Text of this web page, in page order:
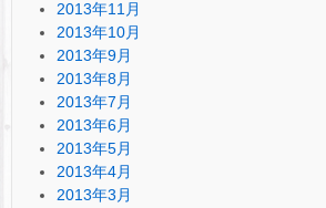
2013年11月
2013年10月
2013年9月
2013年8月
2013年7月
2013年6月
2013年5月
2013年4月
2013年3月